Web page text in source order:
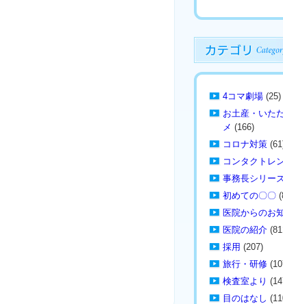
4コマ劇場 (25)
お土産・いた
メ (166)
コロナ対策
コンタクトレ
事務長シリー
初めての〇〇
医院からのお
医院の紹介
採用 (207)
旅行・研修
検査室より
目のはなし